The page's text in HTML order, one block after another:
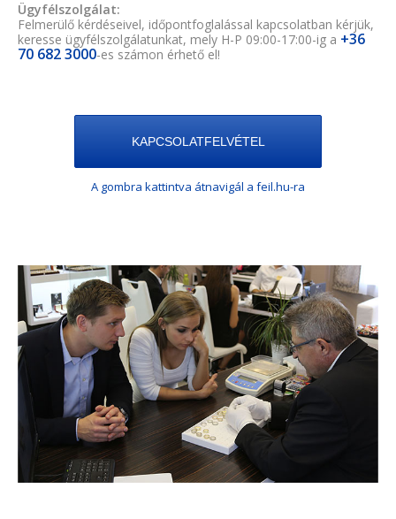
Ügyfélszolgálat:
Felmerülő kérdéseivel, időpontfoglalással kapcsolatban kérjük,
keresse ügyfélszolgálatunkat, mely H-P 09:00-17:00-ig a +36
70 682 3000-es számon érhető el!
KAPCSOLATFELVÉTEL
A gombra kattintva átnavigál a feil.hu-ra